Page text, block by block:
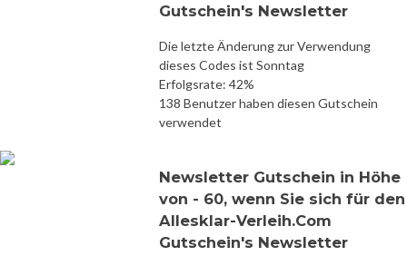
Gutschein's Newsletter
Die letzte Änderung zur Verwendung
dieses Codes ist Sonntag
Erfolgsrate: 42%
138 Benutzer haben diesen Gutschein
verwendet
Newsletter Gutschein in Höhe
von - 60, wenn Sie sich für den
Allesklar-Verleih.Com
Gutschein's Newsletter